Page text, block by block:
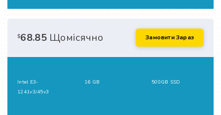
$68.85 Щомісячно Замовити Зараз
Intel E3-
1241v3/45v3
16 GB 500GB SSD